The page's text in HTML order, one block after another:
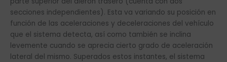
secciones independientes). Esta va variando su posición en
función de las aceleraciones y deceleraciones del vehículo
que el sistema detecta, así como también se inclina
levemente cuando se aprecia cierto grado de aceleración
lateral del mismo. Superados estos instantes, el sistema